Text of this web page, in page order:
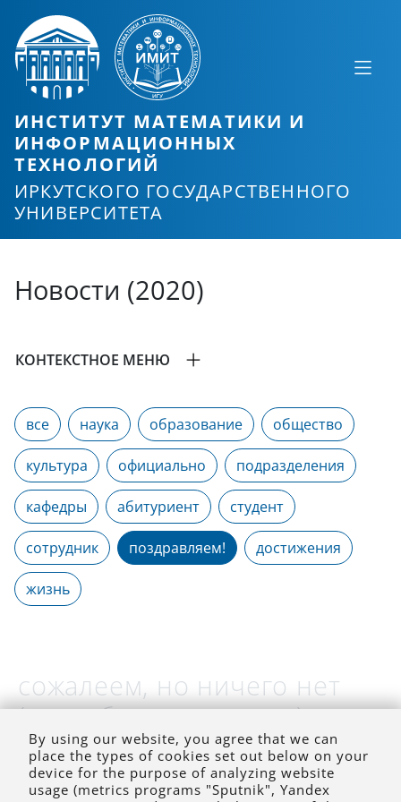
ИНСТИТУТ МАТЕМАТИКИ И
ИНФОРМАЦИОННЫХ
ТЕХНОЛОГИЙ
ИРКУТСКОГО ГОСУДАРСТВЕННОГО
УНИВЕРСИТЕТА
Новости (2020)
КОНТЕКСТНОЕ МЕНЮ
все наука образование общество
культура официально подразделения
кафедры абитуриент студент
сотрудник поздравляем! достижения
жизнь
сожалеем, но ничего нет
(на выбранное время)
By using our website, you agree that we can
place the types of cookies set out below on your
device for the purpose of analyzing website
usage (metrics programs "Sputnik", Yandex